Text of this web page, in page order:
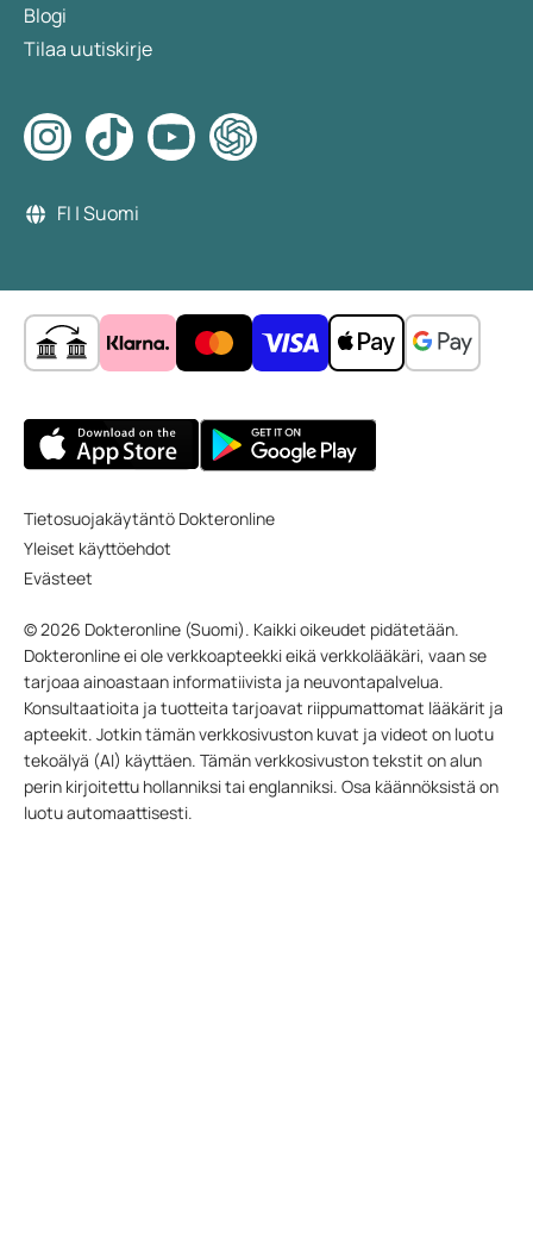
Blogi
Tilaa uutiskirje
FI | Suomi
Tietosuojakäytäntö Dokteronline
Yleiset käyttöehdot
Evästeet
© 2026 Dokteronline (Suomi). Kaikki oikeudet pidätetään.
Dokteronline ei ole verkkoapteekki eikä verkkolääkäri, vaan se
tarjoaa ainoastaan informatiivista ja neuvontapalvelua.
Konsultaatioita ja tuotteita tarjoavat riippumattomat lääkärit ja
apteekit. Jotkin tämän verkkosivuston kuvat ja videot on luotu
tekoälyä (AI) käyttäen. Tämän verkkosivuston tekstit on alun
perin kirjoitettu hollanniksi tai englanniksi. Osa käännöksistä on
luotu automaattisesti.